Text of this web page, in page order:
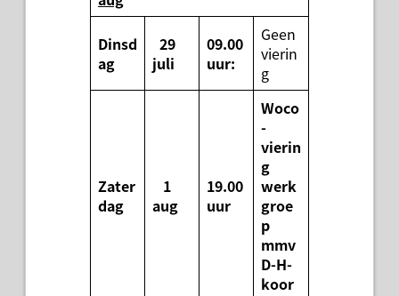
Dinsd
ag
29
juli
09.00
uur:
Geen
vierin
g
Zater
dag
1
aug
19.00
uur
Woco
-
vierin
g
werk
groe
p
mmv
D-H-
koor